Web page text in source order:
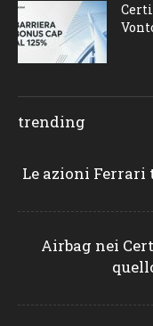
trending
Le azioni
Airbag nei